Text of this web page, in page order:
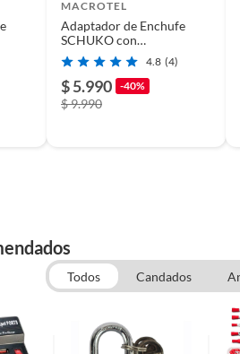
de repuestos No
previsibles de uso
SL1109
MACROTEL
Adaptador de Enchufe
SCHUKO con
Certificación SEC4.8 (4)
$ 5.990 -40%
$ 9.990
Todos Candados